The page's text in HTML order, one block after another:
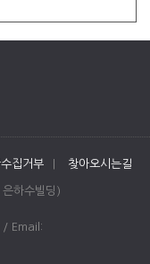
집거부 찾아오시는길
하수빌딩)
Email: